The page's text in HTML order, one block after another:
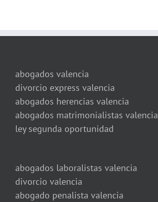
abogados valencia
divorcio express valencia
abogados herencias valencia
abogados matrimonialistas valencia
ley segunda oportunidad
abogados laboralistas valencia
divorcio valencia
abogado penalista valencia